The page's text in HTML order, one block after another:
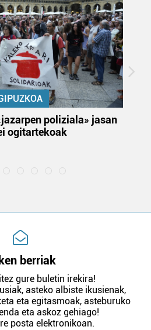
poliziala» jasan
ogitartekoak
berriak
gure buletin irekira!
asteko albiste ikusienak,
eta egitasmoak, asteburuko
eta askoz gehiago!
posta elektronikoan.